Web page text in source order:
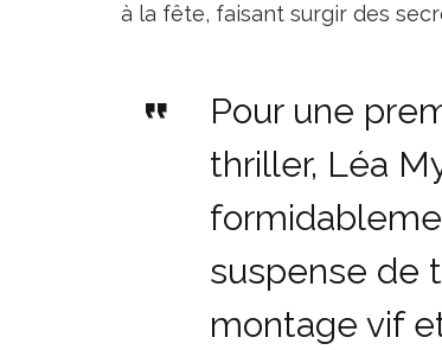
à la fête, faisant surgir des
Pour une
thriller, Léa
suspense de
montage vif